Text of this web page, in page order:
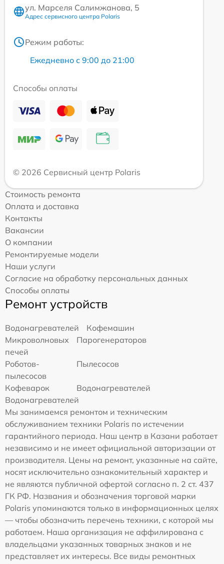
ул. Марселя Салимжанова, 5
Адрес сервисного центра Polaris
Режим работы:
Ежедневно с 9:00 до 21:00
Способы оплаты
© 2026 Сервисный центр Polaris
Стоимость ремонта
Оплата и доставка
Контакты
Вакансии
О компании
Ремонтируемые модели
Наши услуги
Согласие на обработку персональных данных
Способы оплаты
Ремонт устройств
Водонагревателей
Кофемашин
Микроволновых
печей
Парогенераторов
Роботов-
пылесосов
Пылесосов
Кофеварок
Водонагревателей
Водонагревателей
Мы занимаемся ремонтом и техническим
обслуживанием техники Polaris по истечении
гарантийного периода. Наш центр в Казани работает
независимо и не имеет официальной авторизации от
производителя. Цены на ремонт, указанные на сайте,
носят исключительно ознакомительный характер и
не являются публичной офертой согласно п. 2 ст. 437
ГК РФ. Названия и обозначения торговой марки
Polaris упоминаются только в информационных целях
— чтобы обозначить перечень техники, с которой мы
работаем. Наша организация не аффилирована с
владельцами указанных товарных знаков и не
представляет их интересы. Все виды ремонтных